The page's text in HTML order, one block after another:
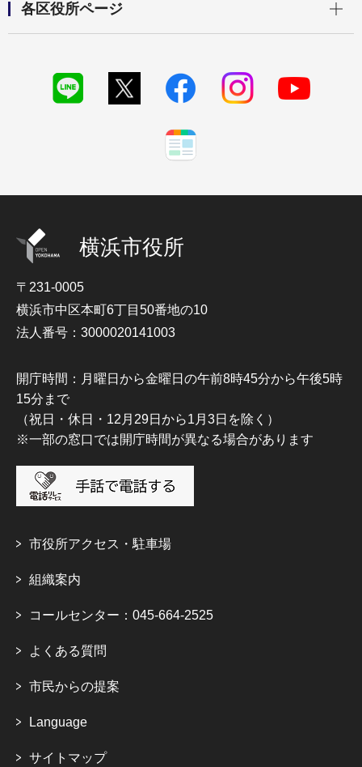
各区役所ページ
横浜市役所
〒231-0005
横浜市中区本町6丁目50番地の10
法人番号：3000020141003
開庁時間：月曜日から金曜日の午前8時45分から午後5時
15分まで
（祝日・休日・12月29日から1月3日を除く）
※一部の窓口では開庁時間が異なる場合があります
市役所アクセス・駐車場
組織案内
コールセンター：045-664-2525
よくある質問
市民からの提案
Language
サイトマップ